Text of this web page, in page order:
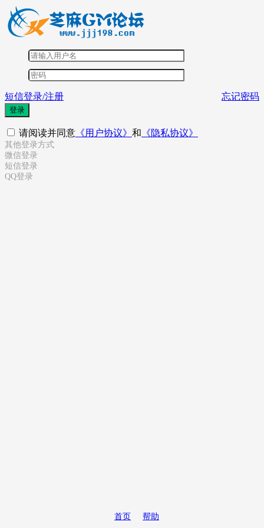
短信登录/注册 忘记密码
登录
请阅读并同意 《用户协议》 和 《隐私协议》
其他登录方式
微信登录
短信登录
QQ登录
首页 帮助